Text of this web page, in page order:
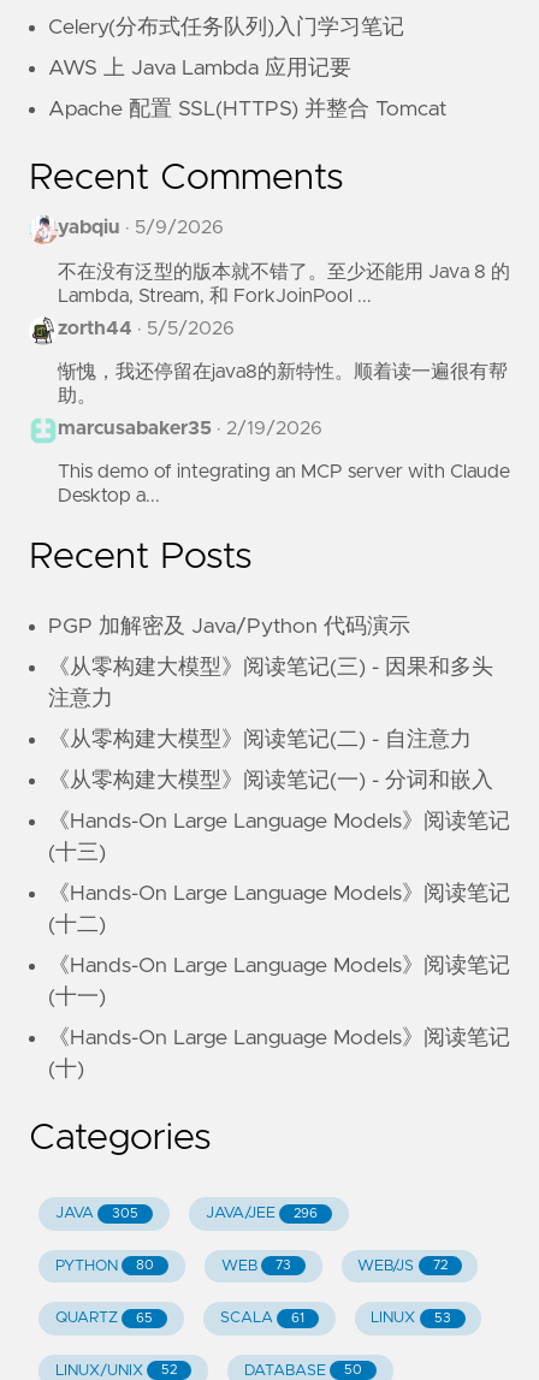
Celery(分布式任务队列)入门学习笔记
AWS 上 Java Lambda 应用记要
Apache 配置 SSL(HTTPS) 并整合 Tomcat
Recent Comments
yabqiu · 5/9/2026
不在没有泛型的版本就不错了。至少还能用 Java 8 的
Lambda, Stream, 和 ForkJoinPool ...
zorth44 · 5/5/2026
惭愧，我还停留在java8的新特性。顺着读一遍很有帮
助。
marcusabaker35 · 2/19/2026
This demo of integrating an MCP server with Claude
Desktop a...
Recent Posts
PGP 加解密及 Java/Python 代码演示
《从零构建大模型》阅读笔记(三) - 因果和多头
注意力
《从零构建大模型》阅读笔记(二) - 自注意力
《从零构建大模型》阅读笔记(一) - 分词和嵌入
《Hands-On Large Language Models》阅读笔记
(十三)
《Hands-On Large Language Models》阅读笔记
(十二)
《Hands-On Large Language Models》阅读笔记
(十一)
《Hands-On Large Language Models》阅读笔记
(十)
Categories
JAVA 305 JAVA/JEE 296
PYTHON 80 WEB 73 WEB/JS 72
QUARTZ 65 SCALA 61 LINUX 53
LINUX/UNIX 52 DATABASE 50